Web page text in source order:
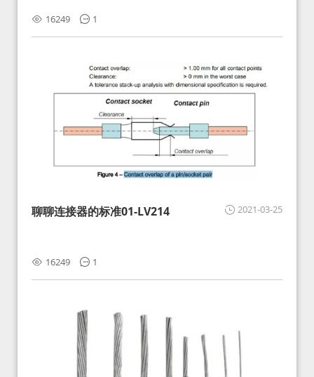
16249 1
2021-03-25
聊聊连接器的标准01-LV214
16249 1